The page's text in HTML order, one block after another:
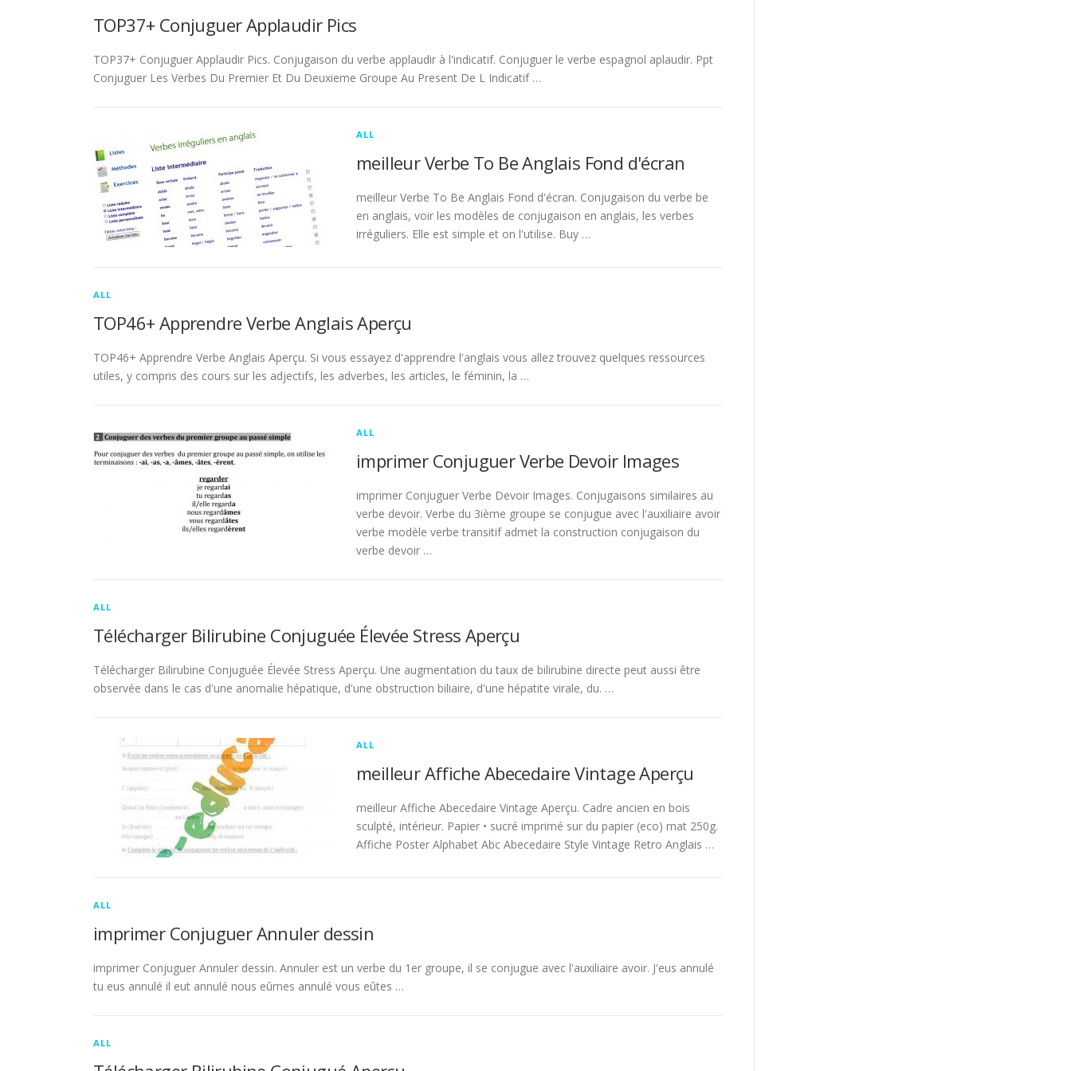
TOP37+ Conjuguer Applaudir Pics
TOP37+ Conjuguer Applaudir Pics. Conjugaison du verbe applaudir à l'indicatif. Conjuguer le verbe espagnol aplaudir. Ppt
Conjuguer Les Verbes Du Premier Et Du Deuxieme Groupe Au Present De L Indicatif …
ALL
meilleur Verbe To Be Anglais Fond d'écran
meilleur Verbe To Be Anglais Fond d'écran. Conjugaison du verbe be
en anglais, voir les modèles de conjugaison en anglais, les verbes
irréguliers. Elle est simple et on l'utilise. Buy …
ALL
TOP46+ Apprendre Verbe Anglais Aperçu
TOP46+ Apprendre Verbe Anglais Aperçu. Si vous essayez d'apprendre l'anglais vous allez trouvez quelques ressources
utiles, y compris des cours sur les adjectifs, les adverbes, les articles, le féminin, la …
ALL
imprimer Conjuguer Verbe Devoir Images
imprimer Conjuguer Verbe Devoir Images. Conjugaisons similaires au
verbe devoir. Verbe du 3ième groupe se conjugue avec l'auxiliaire avoir
verbe modèle verbe transitif admet la construction conjugaison du
verbe devoir …
ALL
Télécharger Bilirubine Conjuguée Élevée Stress Aperçu
Télécharger Bilirubine Conjuguée Élevée Stress Aperçu. Une augmentation du taux de bilirubine directe peut aussi être
observée dans le cas d'une anomalie hépatique, d'une obstruction biliaire, d'une hépatite virale, du. …
ALL
meilleur Affiche Abecedaire Vintage Aperçu
meilleur Affiche Abecedaire Vintage Aperçu. Cadre ancien en bois
sculpté, intérieur. Papier • sucré imprimé sur du papier (eco) mat 250g.
Affiche Poster Alphabet Abc Abecedaire Style Vintage Retro Anglais …
ALL
imprimer Conjuguer Annuler dessin
imprimer Conjuguer Annuler dessin. Annuler est un verbe du 1er groupe, il se conjugue avec l'auxiliaire avoir. J'eus annulé
tu eus annulé il eut annulé nous eûmes annulé vous eûtes …
ALL